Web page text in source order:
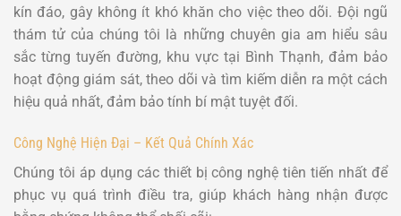
kín đáo, gây không ít khó khăn cho việc theo dõi. Đội ngũ
thám tử của chúng tôi là những chuyên gia am hiểu sâu
sắc từng tuyến đường, khu vực tại Bình Thạnh, đảm bảo
hoạt động giám sát, theo dõi và tìm kiếm diễn ra một cách
hiệu quả nhất, đảm bảo tính bí mật tuyệt đối.
Công Nghệ Hiện Đại – Kết Quả Chính Xác
Chúng tôi áp dụng các thiết bị công nghệ tiên tiến nhất để
phục vụ quá trình điều tra, giúp khách hàng nhận được